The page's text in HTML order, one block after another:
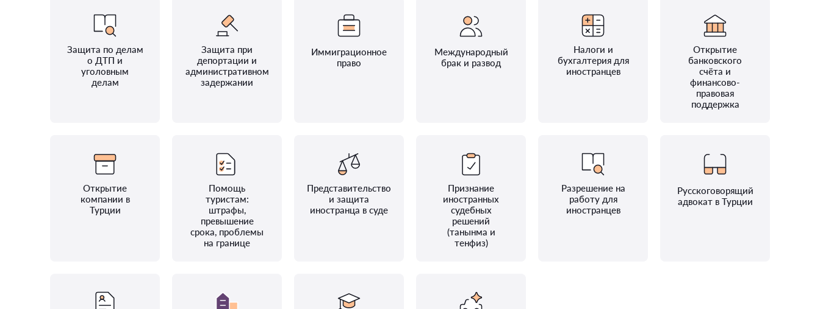
Защита по делам
о ДТП и
уголовным
делам
Защита при
депортации и
административном
задержании
Иммиграционное
право
Международный
брак и развод
Налоги и
бухгалтерия для
иностранцев
Открытие
банковского
счёта и
финансово-
правовая
поддержка
Открытие
компании в
Турции
Помощь
туристам:
штрафы,
превышение
срока, проблемы
на границе
Представительство
и защита
иностранца в суде
Признание
иностранных
судебных
решений
(танынма и
тенфиз)
Разрешение на
работу для
иностранцев
Русскоговорящий
адвокат в Турции